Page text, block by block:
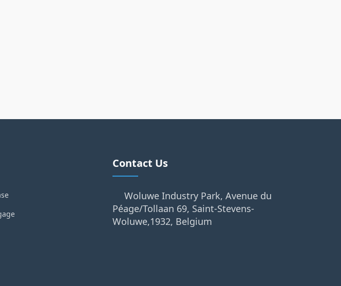
Contact Us
Woluwe Industry Park, Avenue du
Péage/Tollaan 69, Saint-Stevens-
Woluwe,1932, Belgium